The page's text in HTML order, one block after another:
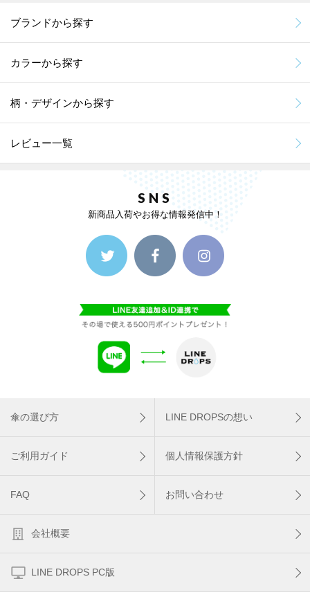
ブランドから探す
カラーから探す
柄・デザインから探す
レビュー一覧
SNS
新商品入荷やお得な情報発信中！
傘の選び方 LINE DROPSの想い
ご利用ガイド 個人情報保護方針
FAQ お問い合わせ
会社概要
LINE DROPS PC版